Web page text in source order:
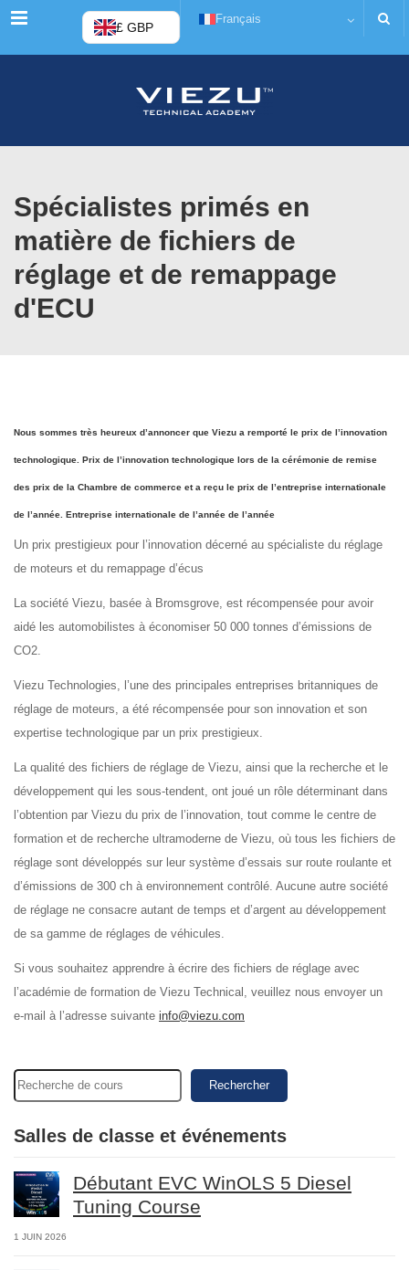
Menu £ GBP
Français
Spécialistes primés en
matière de fichiers de
réglage et de remappage
d'ECU
Nous sommes très heureux d’annoncer que Viezu a remporté le prix de l’innovation
technologique. Prix de l’innovation technologique lors de la cérémonie de remise
des prix de la Chambre de commerce et a reçu le prix de l’entreprise internationale
de l’année. Entreprise internationale de l’année de l’année
Un prix prestigieux pour l’innovation décerné au spécialiste du réglage
de moteurs et du remappage d’écus
La société Viezu, basée à Bromsgrove, est récompensée pour avoir
aidé les automobilistes à économiser 50 000 tonnes d’émissions de
CO2.
Viezu Technologies, l’une des principales entreprises britanniques de
réglage de moteurs, a été récompensée pour son innovation et son
expertise technologique par un prix prestigieux.
La qualité des fichiers de réglage de Viezu, ainsi que la recherche et le
développement qui les sous-tendent, ont joué un rôle déterminant dans
l’obtention par Viezu du prix de l’innovation, tout comme le centre de
formation et de recherche ultramoderne de Viezu, où tous les fichiers de
réglage sont développés sur leur système d’essais sur route roulante et
d’émissions de 300 ch à environnement contrôlé. Aucune autre société
de réglage ne consacre autant de temps et d’argent au développement
de sa gamme de réglages de véhicules.
Si vous souhaitez apprendre à écrire des fichiers de réglage avec
l’académie de formation de Viezu Technical, veuillez nous envoyer un
e-mail à l’adresse suivante info@viezu.com
Rechercher
Salles de classe et événements
Débutant EVC WinOLS 5 Diesel
Tuning Course
1 JUIN 2026